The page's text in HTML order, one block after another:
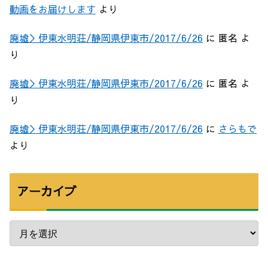
動画をお届けします より
廃墟＞伊東水明荘/静岡県伊東市/2017/6/26 に 匿名 よ
り
廃墟＞伊東水明荘/静岡県伊東市/2017/6/26 に 匿名 よ
り
廃墟＞伊東水明荘/静岡県伊東市/2017/6/26 に さらもで
より
アーカイブ